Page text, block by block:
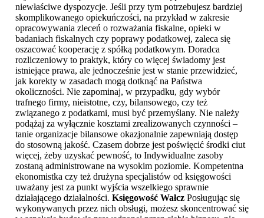
niewłaściwe dyspozycje. Jeśli przy tym potrzebujesz bardziej
skomplikowanego opiekuńczości, na przykład w zakresie
opracowywania zleceń o rozważania fiskalne, opieki w
badaniach fiskalnych czy poprawy podatkowej, zaleca się
oszacować kooperację z spółką podatkowym. Doradca
rozliczeniowy to praktyk, który co więcej świadomy jest
istniejące prawa, ale jednocześnie jest w stanie przewidzieć,
jak korekty w zasadach mogą dotknąć na Państwa
okoliczności. Nie zapominaj, w przypadku, gdy wybór
trafnego firmy, nieistotne, czy, bilansowego, czy też
związanego z podatkami, musi być przemyślany. Nie należy
podążaj za wyłącznie kosztami zrealizowanych czynności –
tanie organizacje bilansowe okazjonalnie zapewniają dostęp
do stosowną jakość. Czasem dobrze jest poświęcić środki ciut
więcej, żeby uzyskać pewność, to Indywidualne zasoby
zostaną administrowane na wysokim poziomie. Kompetentna
ekonomistka czy też drużyna specjalistów od księgowości
uważany jest za punkt wyjścia wszelkiego sprawnie
działającego działalności. Księgowość Wałcz Posługując się
wykonywanych przez nich obsługi, możesz skoncentrować się